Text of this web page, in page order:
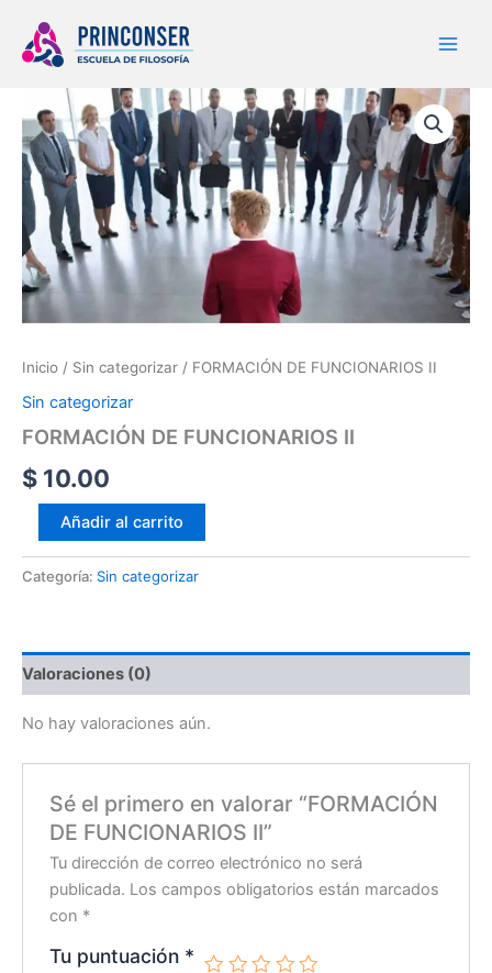
contenido
Inicio / Sin categorizar / FORMACIÓN DE FUNCIONARIOS II
Sin categorizar
FORMACIÓN DE FUNCIONARIOS II
$ 10.00
FORMACIÓN
DE
FUNCIONARIOS
II
cantidad
Añadir al carrito
Categoría: Sin categorizar
Valoraciones (0)
No hay valoraciones aún.
Sé el primero en valorar “FORMACIÓN
DE FUNCIONARIOS II”
Tu dirección de correo electrónico no será
publicada. Los campos obligatorios están marcados
con *
Tu puntuación *